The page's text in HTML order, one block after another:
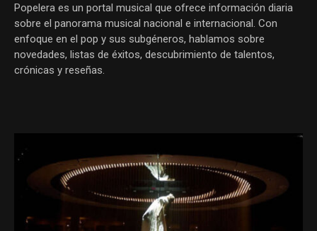
Popelera es un portal musical que ofrece información diaria
sobre el panorama musical nacional e internacional. Con
enfoque en el pop y sus subgéneros, hablamos sobre
novedades, listas de éxitos, descubrimiento de talentos,
crónicas y reseñas.